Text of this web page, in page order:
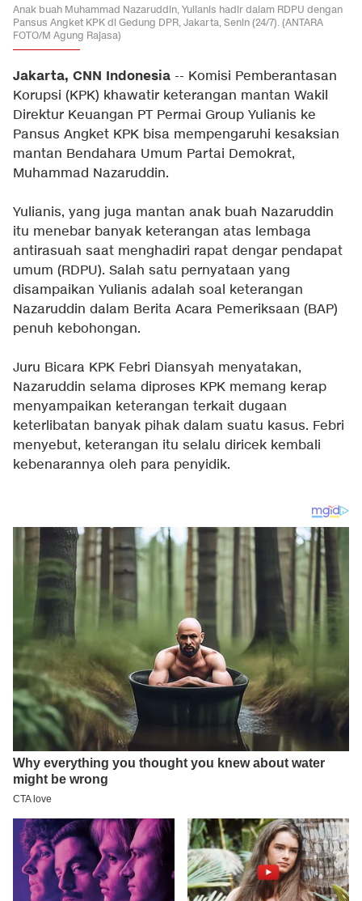
Anak buah Muhammad Nazaruddin, Yulianis hadir dalam RDPU dengan
Pansus Angket KPK di Gedung DPR, Jakarta, Senin (24/7). (ANTARA
FOTO/M Agung Rajasa)
Jakarta, CNN Indonesia -- Komisi Pemberantasan
Korupsi (KPK) khawatir keterangan mantan Wakil
Direktur Keuangan PT Permai Group Yulianis ke
Pansus Angket KPK bisa mempengaruhi kesaksian
mantan Bendahara Umum Partai Demokrat,
Muhammad Nazaruddin.
Yulianis, yang juga mantan anak buah Nazaruddin
itu menebar banyak keterangan atas lembaga
antirasuah saat menghadiri rapat dengar pendapat
umum (RDPU). Salah satu pernyataan yang
disampaikan Yulianis adalah soal keterangan
Nazaruddin dalam Berita Acara Pemeriksaan (BAP)
penuh kebohongan.
Juru Bicara KPK Febri Diansyah menyatakan,
Nazaruddin selama diproses KPK memang kerap
menyampaikan keterangan terkait dugaan
keterlibatan banyak pihak dalam suatu kasus. Febri
menyebut, keterangan itu selalu diricek kembali
kebenarannya oleh para penyidik.